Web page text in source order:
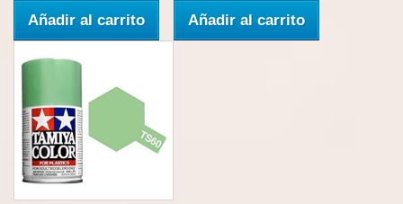
Añadir al carrito Añadir al carrito